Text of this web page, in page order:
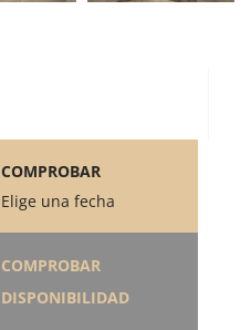
COMPROBAR
Elige una fecha
COMPROBAR
DISPONIBILIDAD